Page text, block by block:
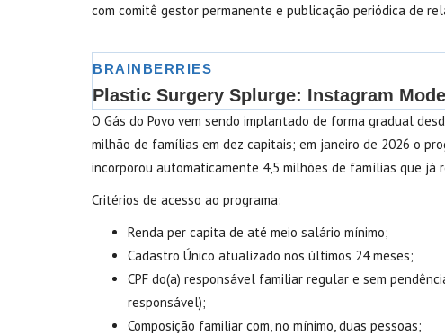
com comitê gestor permanente e publicação periódica de
O Gás do Povo vem sendo implantado de forma gradual
milhão de famílias em dez capitais; em janeiro de 2026 o
incorporou automaticamente 4,5 milhões de famílias que já
Critérios de acesso ao programa:
Renda per capita de até meio salário mínimo;
Cadastro Único atualizado nos últimos 24 meses;
CPF do(a) responsável familiar regular e sem
responsável);
Composição familiar com, no mínimo, duas pessoas;